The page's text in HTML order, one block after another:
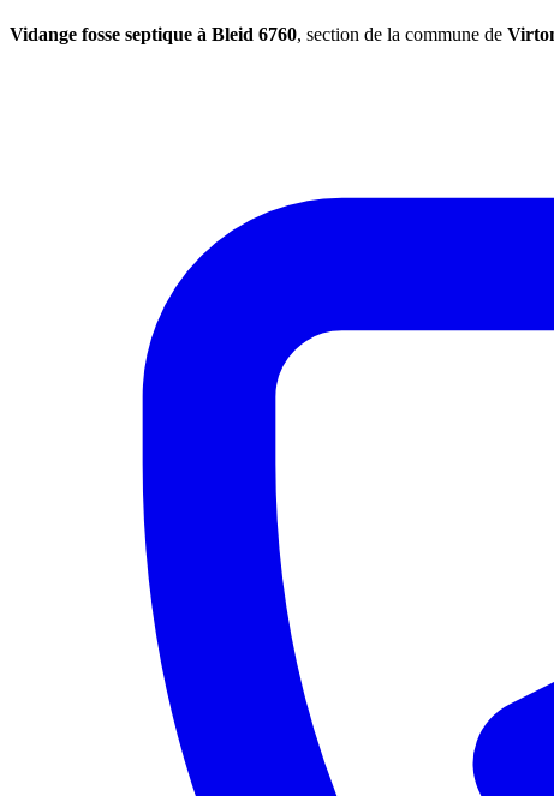
Vidange fosse septique à Bleid 6760, section de la commune de